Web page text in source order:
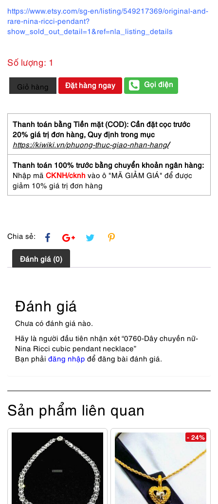
https://www.etsy.com/sg-en/listing/549217369/original-and-
rare-nina-ricci-pendant?
show_sold_out_detail=1&ref=nla_listing_details
Số lượng: 1
0760-
Dây
nữ-
Nina
Ricci
cubic
pendant
necklace
số
lượng
Giỏ hàng Đặt hàng ngay Gọi điện
Thanh toán bằng Tiền mặt (COD): Cần đặt cọc trước
20% giá trị đơn hàng, Quy định trong mục
https://kiwiki.vn/phuong-thuc-giao-nhan-hang/
Thanh toán 100% trước bằng chuyển khoản ngân hàng:
Nhập mã CKNH/cknh vào ô "MÃ GIẢM GIÁ" để được
giảm 10% giá trị đơn hàng
Chia sẻ:
Đánh giá (0)
Đánh giá
Chưa có đánh giá nào.
Hãy là người đầu tiên nhận xét “0760-Dây chuyền nữ-
Nina Ricci cubic pendant necklace”
Bạn phải đăng nhập để đăng bài đánh giá.
Sản phẩm liên quan
- 24%